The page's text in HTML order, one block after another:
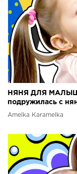
НЯНЯ ДЛЯ
подружилась с
Видео для детей
Amelka Karamelka